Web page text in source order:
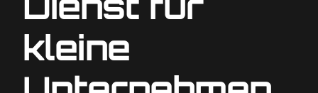
kleine